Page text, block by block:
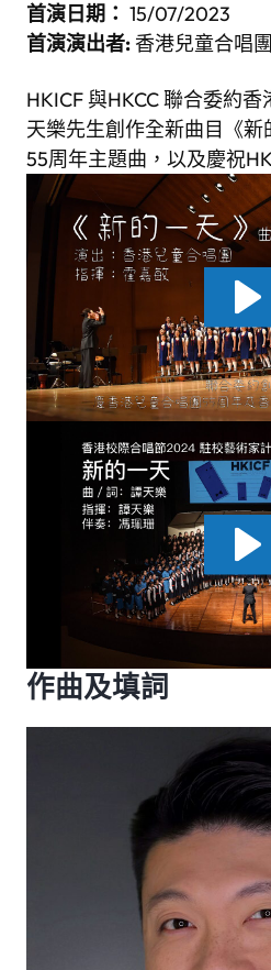
首演日期： 15/07/2023
首演演出者: 香港兒童合唱團
HKICF 與HKCC 聯合委約
天樂先生創作全新曲目《新
55周年主題曲，以及慶祝
作曲及填詞